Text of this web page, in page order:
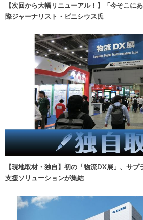
【次回から大幅リニューアル！】「今そこ
際ジャーナリスト・ビニシウス氏
【現地取材・独自】初の「物流DX展」、サ
支援ソリューションが集結